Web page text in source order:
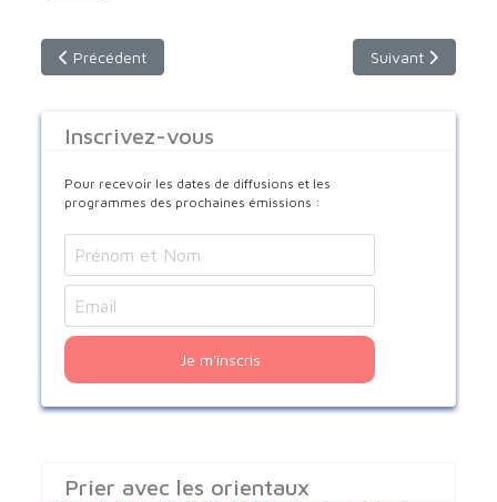
Article précédent : un témoignage sur le monaschisme
Précédent Article suivant :
Suivant
Inscrivez-vous
Pour recevoir les dates de diffusions et les
programmes des prochaines émissions :
Je m'inscris
Prier avec les orientaux